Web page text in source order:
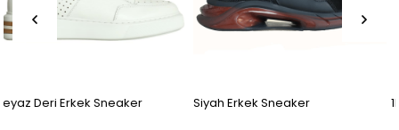
Siyah Erkek Sneaker 1D- Beyaz Erkek